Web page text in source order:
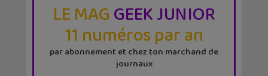
LE MAGGEEK JUNIOR
11 numéros par an
par abonnement et chez ton marchand de
journaux